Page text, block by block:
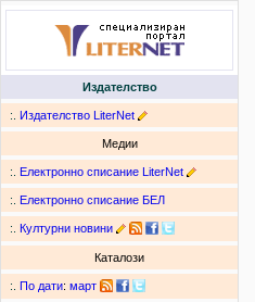
Издателство
:. Издателство LiterNet
Медии
:. Електронно списание LiterNet
:. Електронно списание БЕЛ
:. Културни новини
Каталози
:. По дати: март